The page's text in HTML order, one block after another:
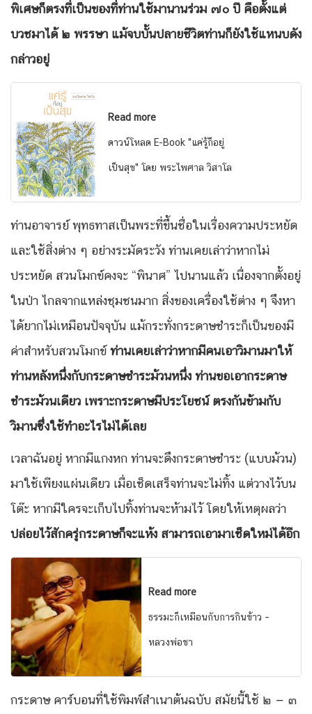
พิเศษก็ตรงที่เป็นของที่ท่านใช้มานานร่วม ๗๐ ปี คือตั้งแต่
บวชมาได้ ๒ พรรษา แม้จบบั้นปลายชีวิตท่านก็ยังใช้แหนบดัง
กล่าวอยู่
Read more
ดาวน์โหลด E-Book "แค่รู้ก็อยู่
เป็นสุข" โดย พระไพศาล วิสาโล
ท่านอาจารย์ พุทธทาสเป็นพระที่ขึ้นชื่อในเรื่องความประหยัด
และใช้สิ่งต่าง ๆ อย่างระมัดระวัง ท่านเคยเล่าว่าหากไม่
ประหยัด สวนโมกข์คงจะ “พินาศ” ไปนานแล้ว เนื่องจากตั้งอยู่
ในป่า ไกลจากแหล่งชุมชนมาก สิ่งของเครื่องใช้ต่าง ๆ จึงหา
ได้ยากไม่เหมือนปัจจุบัน แม้กระทั่งกระดาษชำระก็เป็นของมี
ค่าสำหรับสวนโมกข์ท่านเคยเล่าว่าหากมีคนเอาวิมานมาให้
ท่านหลังหนึ่งกับกระดาษชำระม้วนหนึ่ง ท่านขอเอากระดาษ
ชำระม้วนเดียว เพราะกระดาษมีประโยชน์ ตรงกันข้ามกับ
วิมานซึ่งใช้ทำอะไรไม่ได้เลย
เวลาฉันอยู่ หากมีแกงหก ท่านจะดึงกระดาษชำระ (แบบม้วน)
มาใช้เพียงแผ่นเดียว เมื่อเช็ดเสร็จท่านจะไม่ทิ้ง แต่วางไว้บน
โต๊ะ หากมีใครจะเก็บไปทิ้งท่านจะห้ามไว้ โดยให้เหตุผลว่า
ปล่อยไว้สักครู่กระดาษก็จะแห้ง สามารถเอามาเช็ดใหม่ได้อีก
Read more
ธรรมะก็เหมือนกับการกินข้าว –
หลวงพ่อชา
กระดาษ คาร์บอนที่ใช้พิมพ์สำเนาต้นฉบับ สมัยนี้ใช้ ๒ — ๓